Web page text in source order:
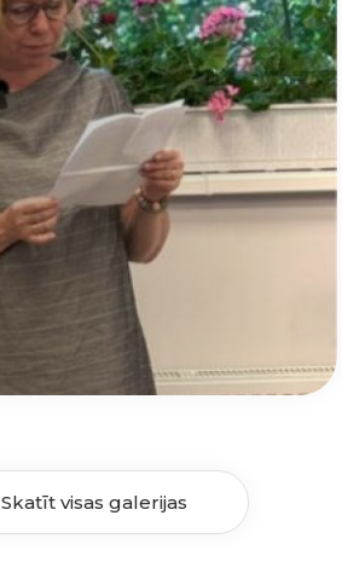
Skatīt visas galerijas